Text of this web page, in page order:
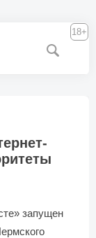
18+
запущен